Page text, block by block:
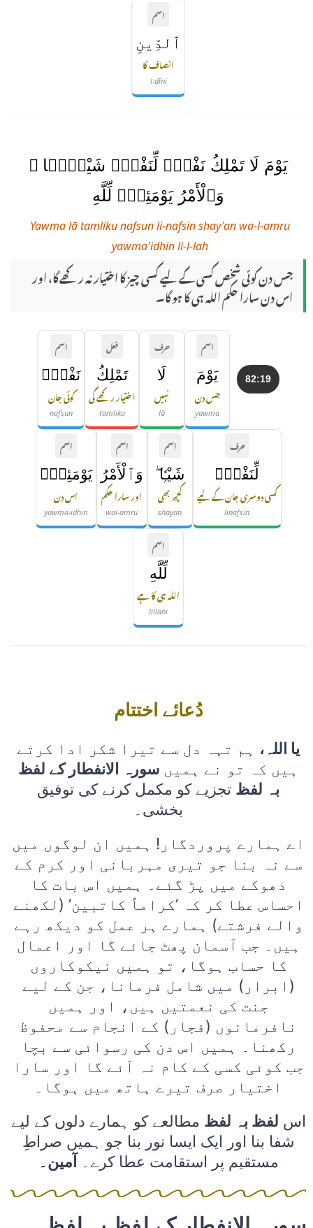
اسم
ٱلدِّينِ
انصاف کا
l-dīni
يَوْمَ لَا تَمْلِكُ نَفْسٌۭ لِّنَفْسٍۢ شَيْـًۭٔا ۖ
وَٱلْأَمْرُ يَوْمَئِذٍۢ لِّلَّهِ
Yawma lā tamliku nafsun li-nafsin shay'an wa-l-amru
yawma'idhin li-l-lah
جس دن کوئی شخص کسی کے لیے کسی چیز کا اختیار نہ رکھے گا، اور
اس دن سارا حکم اللہ ہی کا ہو گا۔
82:19
اسم
يَوْمَ
جس دن
yawma
حرف
لَا
نہیں
lā
فعل
تَمْلِكُ
اختیار رکھے گی
tamliku
اسم
نَفْسٌۭ
کوئی جان
nafsun
حرف
لِّنَفْسٍۢ
کسی دوسری جان کے لیے
linafsin
اسم
شَيْـًۭٔا ۖ
کچھ بھی
shayan
اسم
وَٱلْأَمْرُ
اور سارا حکم
wal-amru
اسم
يَوْمَئِذٍۢ
اس دن
yawma-idhin
اسم
لِّلَّهِ
اللہ ہی کا ہے
lillahi
دُعائے اختتام
یا اللہ، ہم تہہ دل سے تیرا شکر ادا کرتے
ہیں کہ تو نے ہمیں سورہ الانفطار کے لفظ
بہ لفظ تجزیے کو مکمل کرنے کی توفیق
بخشی۔
اے ہمارے پروردگار! ہمیں ان لوگوں میں
سے نہ بنا جو تیری مہربانی اور کرم کے
دھوکے میں پڑ گئے۔ ہمیں اس بات کا
احساس عطا کر کہ ‘کراماً کاتبین’ (لکھنے
والے فرشتے) ہمارے ہر عمل کو دیکھ رہے
ہیں۔ جب آسمان پھٹ جائے گا اور اعمال
کا حساب ہوگا، تو ہمیں نیکوکاروں
(ابرار) میں شامل فرمانا، جن کے لیے
جنت کی نعمتیں ہیں، اور ہمیں
نافرمانوں (فجار) کے انجام سے محفوظ
رکھنا۔ ہمیں اس دن کی رسوائی سے بچا
جب کوئی کسی کے کام نہ آئے گا اور سارا
اختیار صرف تیرے ہاتھ میں ہوگا۔
اس لفظ بہ لفظ مطالعے کو ہمارے دلوں کے لیے
شفا بنا اور ایک ایسا نور بنا جو ہمیں صراطِ
مستقیم پر استقامت عطا کرے۔ آمین۔